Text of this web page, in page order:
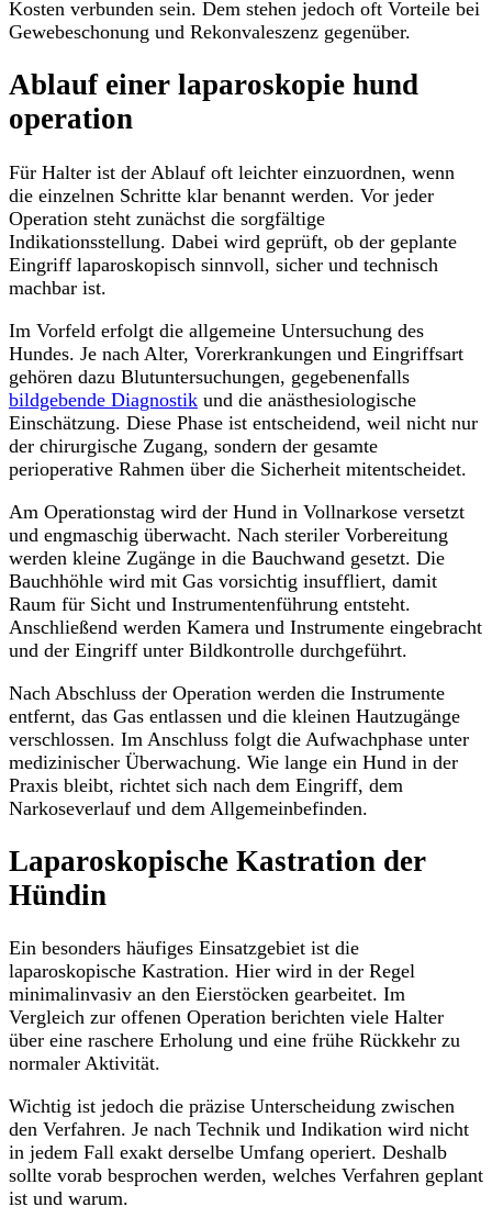
Kosten verbunden sein. Dem stehen jedoch oft Vorteile bei
Gewebeschonung und Rekonvaleszenz gegenüber.
Ablauf einer laparoskopie hund
operation
Für Halter ist der Ablauf oft leichter einzuordnen, wenn
die einzelnen Schritte klar benannt werden. Vor jeder
Operation steht zunächst die sorgfältige
Indikationsstellung. Dabei wird geprüft, ob der geplante
Eingriff laparoskopisch sinnvoll, sicher und technisch
machbar ist.
Im Vorfeld erfolgt die allgemeine Untersuchung des
Hundes. Je nach Alter, Vorerkrankungen und Eingriffsart
gehören dazu Blutuntersuchungen, gegebenenfalls
bildgebende Diagnostik und die anästhesiologische
Einschätzung. Diese Phase ist entscheidend, weil nicht nur
der chirurgische Zugang, sondern der gesamte
perioperative Rahmen über die Sicherheit mitentscheidet.
Am Operationstag wird der Hund in Vollnarkose versetzt
und engmaschig überwacht. Nach steriler Vorbereitung
werden kleine Zugänge in die Bauchwand gesetzt. Die
Bauchhöhle wird mit Gas vorsichtig insuffliert, damit
Raum für Sicht und Instrumentenführung entsteht.
Anschließend werden Kamera und Instrumente eingebracht
und der Eingriff unter Bildkontrolle durchgeführt.
Nach Abschluss der Operation werden die Instrumente
entfernt, das Gas entlassen und die kleinen Hautzugänge
verschlossen. Im Anschluss folgt die Aufwachphase unter
medizinischer Überwachung. Wie lange ein Hund in der
Praxis bleibt, richtet sich nach dem Eingriff, dem
Narkoseverlauf und dem Allgemeinbefinden.
Laparoskopische Kastration der
Hündin
Ein besonders häufiges Einsatzgebiet ist die
laparoskopische Kastration. Hier wird in der Regel
minimalinvasiv an den Eierstöcken gearbeitet. Im
Vergleich zur offenen Operation berichten viele Halter
über eine raschere Erholung und eine frühe Rückkehr zu
normaler Aktivität.
Wichtig ist jedoch die präzise Unterscheidung zwischen
den Verfahren. Je nach Technik und Indikation wird nicht
in jedem Fall exakt derselbe Umfang operiert. Deshalb
sollte vorab besprochen werden, welches Verfahren geplant
ist und warum.